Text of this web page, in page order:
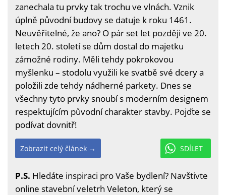
zanechala tu prvky tak trochu ve vlnách. Vznik
úplně původní budovy se datuje k roku 1461.
Neuvěřitelné, že ano? O pár set let později ve 20.
letech 20. století se dům dostal do majetku
zámožné rodiny. Měli tehdy pokrokovou
myšlenku – stodolu využili ke svatbě své dcery a
položili zde tehdy nádherné parkety. Dnes se
všechny tyto prvky snoubí s moderním designem
respektujícím původní charakter stavby. Pojďte se
podívat dovnitř!
SDÍLET
Zobrazit celý článek →
P.S. Hledáte inspiraci pro Vaše bydlení? Navštivte
online stavební veletrh Veleton, který se